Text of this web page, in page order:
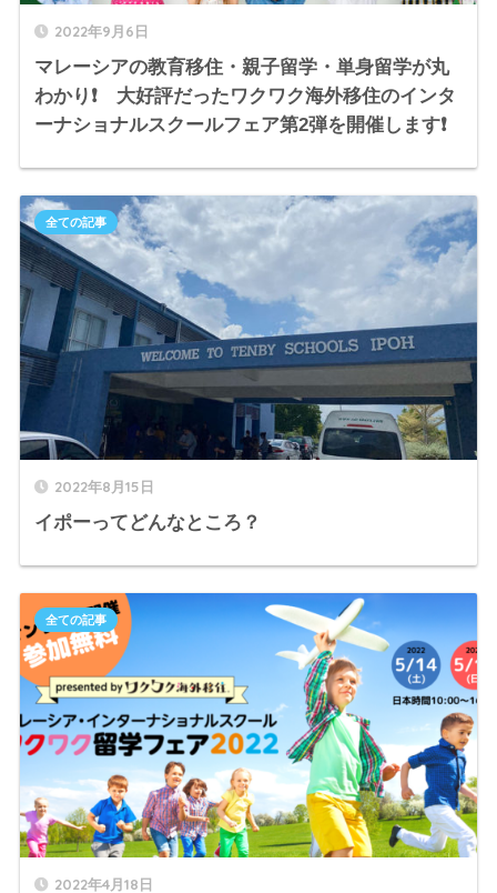
2022年9月6日
マレーシアの教育移住・親子留学・単身留学が丸
わかり❗️ 大好評だったワクワク海外移住のインタ
ーナショナルスクールフェア第2弾を開催します❗️
2022年8月15日
イポーってどんなところ？
全ての記事
2022年4月18日
全ての記事